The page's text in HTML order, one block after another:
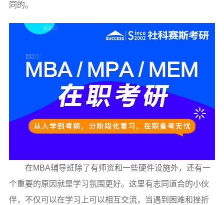
同的。
在MBA辅导班除了有师资和一些硬件设施外，还有一
个重要的原因就是学习氛围更好。这里有志同道合的小伙
伴，不仅可以在学习上可以相互交流，当遇到困难和挫折